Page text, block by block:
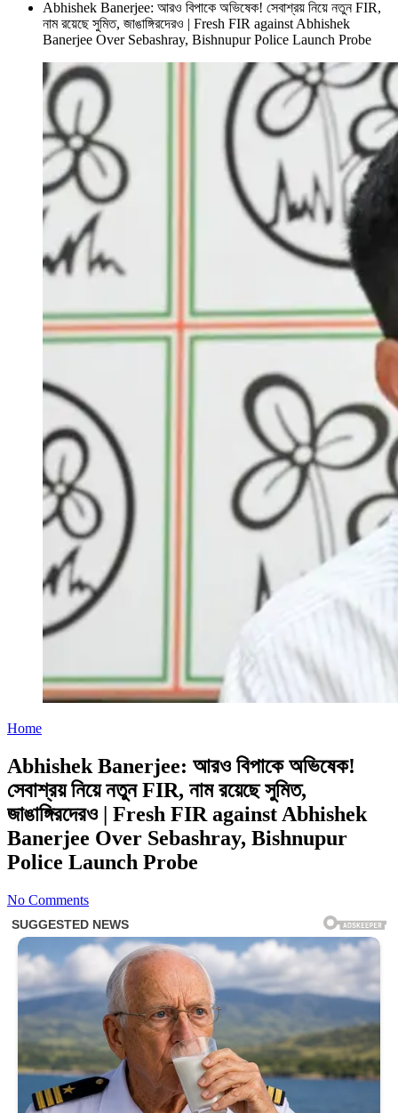
Abhishek Banerjee: আরও বিপাকে অভিষেক! সেবাশ্রয় নিয়ে নতুন FIR,
নাম রয়েছে সুমিত, জাঙাঙ্গিরদেরও | Fresh FIR against Abhishek
Banerjee Over Sebashray, Bishnupur Police Launch Probe
Home
Abhishek Banerjee: আরও বিপাকে অভিষেক!
সেবাশ্রয় নিয়ে নতুন FIR, নাম রয়েছে সুমিত,
জাঙাঙ্গিরদেরও | Fresh FIR against Abhishek
Banerjee Over Sebashray, Bishnupur
Police Launch Probe
No Comments